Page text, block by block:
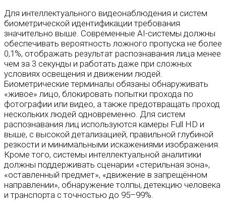
Для интеллектуального видеонаблюдения и систем
биометрической идентификации требования
значительно выше. Современные AI-системы должны
обеспечивать вероятность ложного пропуска не более
0,1%, отображать результат распознавания лица менее
чем за 3 секунды и работать даже при сложных
условиях освещения и движении людей.
Биометрические терминалы обязаны обнаруживать
«живое» лицо, блокировать попытки прохода по
фотографии или видео, а также предотвращать проход
нескольких людей одновременно. Для систем
распознавания лиц используются камеры Full HD и
выше, с высокой детализацией, правильной глубиной
резкости и минимальными искажениями изображения.
Кроме того, системы интеллектуальной аналитики
должны поддерживать сценарии «стерильная зона»,
«оставленный предмет», «движение в запрещённом
направлении», обнаружение толпы, детекцию человека
и транспорта с точностью до 95–99%.